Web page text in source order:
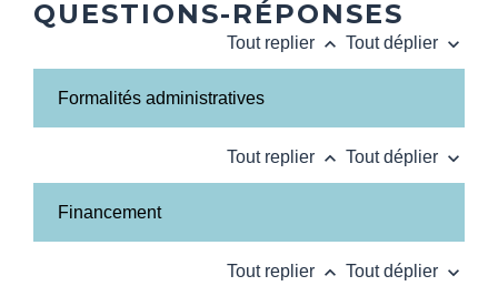
QUESTIONS-RÉPONSES
Tout replier keyboard_arrow_up Tout déplier keyboard_arrow_down
Formalités administratives
Tout replier keyboard_arrow_up Tout déplier keyboard_arrow_down
Financement
Tout replier keyboard_arrow_up Tout déplier keyboard_arrow_down